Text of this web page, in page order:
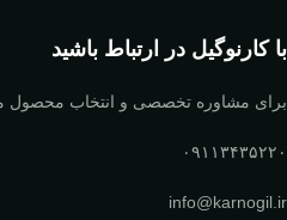
با کارنوگیل در ارتباط باشید
برای مشاوره تخصصی و انتخاب محصول
۰۹۱۱۳۴۳۵۲۲۰
info@karnogil.ir